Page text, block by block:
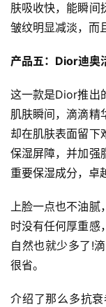
稿
每
日
好
肤吸收快，能瞬间
皱纹明显减淡，而
产品五： Dior迪奥
这一款是Dior推出
肌肤瞬间，滴滴精
却在肌肤表面留下
保湿屏障，并加强
重要保湿成分，卓
上脸一点也不油腻
时没有任何厚重感
自然也就少多了!
很省。
介绍了那么多抗